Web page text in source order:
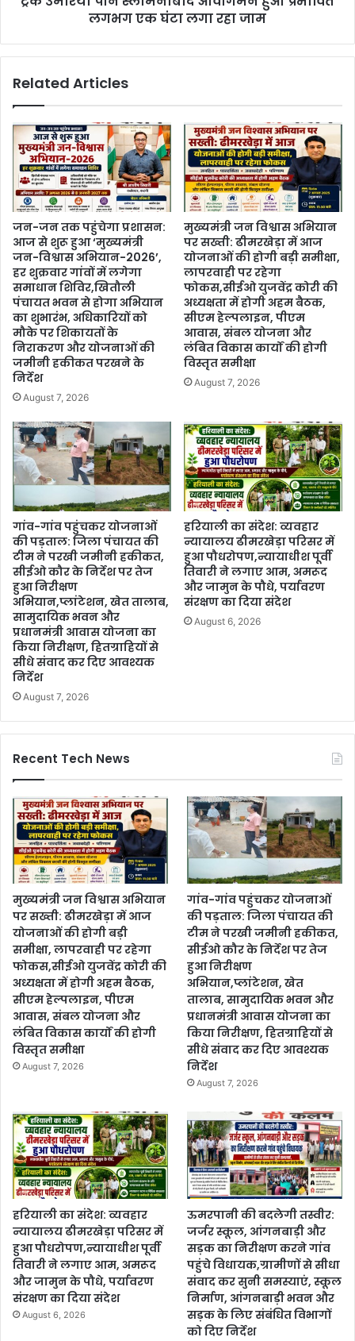
लगभग एक घंटा लगा रहा जाम
Related Articles
जन-जन तक पहुंचेगा प्रशासन:
आज से शुरू हुआ ‘मुख्यमंत्री
जन-विश्वास अभियान-2026’,
हर शुक्रवार गांवों में लगेगा
समाधान शिविर,खितौली
पंचायत भवन से होगा अभियान
का शुभारंभ, अधिकारियों को
मौके पर शिकायतों के
निराकरण और योजनाओं की
जमीनी हकीकत परखने के
निर्देश
August 7, 2026
मुख्यमंत्री जन विश्वास अभियान
पर सख्ती: ढीमरखेड़ा में आज
योजनाओं की होगी बड़ी समीक्षा,
लापरवाही पर रहेगा
फोकस,सीईओ युजवेंद्र कोरी की
अध्यक्षता में होगी अहम बैठक,
सीएम हेल्पलाइन, पीएम
आवास, संबल योजना और
लंबित विकास कार्यों की होगी
विस्तृत समीक्षा
August 7, 2026
गांव-गांव पहुंचकर योजनाओं
की पड़ताल: जिला पंचायत की
टीम ने परखी जमीनी हकीकत,
सीईओ कौर के निर्देश पर तेज
हुआ निरीक्षण
अभियान,प्लांटेशन, खेत तालाब,
सामुदायिक भवन और
प्रधानमंत्री आवास योजना का
किया निरीक्षण, हितग्राहियों से
सीधे संवाद कर दिए आवश्यक
निर्देश
August 7, 2026
हरियाली का संदेश: व्यवहार
न्यायालय ढीमरखेड़ा परिसर में
हुआ पौधरोपण,न्यायाधीश पूर्वी
तिवारी ने लगाए आम, अमरूद
और जामुन के पौधे, पर्यावरण
संरक्षण का दिया संदेश
August 6, 2026
Recent Tech News
मुख्यमंत्री जन विश्वास अभियान
पर सख्ती: ढीमरखेड़ा में आज
योजनाओं की होगी बड़ी
समीक्षा, लापरवाही पर रहेगा
फोकस,सीईओ युजवेंद्र कोरी की
अध्यक्षता में होगी अहम बैठक,
सीएम हेल्पलाइन, पीएम
आवास, संबल योजना और
लंबित विकास कार्यों की होगी
विस्तृत समीक्षा
August 7, 2026
गांव-गांव पहुंचकर योजनाओं
की पड़ताल: जिला पंचायत की
टीम ने परखी जमीनी हकीकत,
सीईओ कौर के निर्देश पर तेज
हुआ निरीक्षण
अभियान,प्लांटेशन, खेत
तालाब, सामुदायिक भवन और
प्रधानमंत्री आवास योजना का
किया निरीक्षण, हितग्राहियों से
सीधे संवाद कर दिए आवश्यक
निर्देश
August 7, 2026
हरियाली का संदेश: व्यवहार
न्यायालय ढीमरखेड़ा परिसर में
हुआ पौधरोपण,न्यायाधीश पूर्वी
तिवारी ने लगाए आम, अमरूद
और जामुन के पौधे, पर्यावरण
संरक्षण का दिया संदेश
August 6, 2026
ऊमरपानी की बदलेगी तस्वीर:
जर्जर स्कूल, आंगनबाड़ी और
सड़क का निरीक्षण करने गांव
पहुंचे विधायक,ग्रामीणों से सीधा
संवाद कर सुनी समस्याएं, स्कूल
निर्माण, आंगनबाड़ी भवन और
सड़क के लिए संबंधित विभागों
को दिए निर्देश